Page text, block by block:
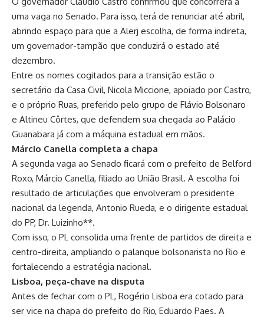
uma vaga no Senado. Para isso, terá de renunciar até abril,
abrindo espaço para que a Alerj escolha, de forma indireta,
um governador-tampão que conduzirá o estado até
dezembro.
Entre os nomes cogitados para a transição estão o
secretário da Casa Civil, Nicola Miccione, apoiado por Castro,
e o próprio Ruas, preferido pelo grupo de Flávio Bolsonaro
e Altineu Côrtes, que defendem sua chegada ao Palácio
Guanabara já com a máquina estadual em mãos.
Márcio Canella completa a chapa
A segunda vaga ao Senado ficará com o prefeito de Belford
Roxo, Márcio Canella, filiado ao União Brasil. A escolha foi
resultado de articulações que envolveram o presidente
nacional da legenda, Antonio Rueda, e o dirigente estadual
do PP, Dr. Luizinho**.
Com isso, o PL consolida uma frente de partidos de direita e
centro-direita, ampliando o palanque bolsonarista no Rio e
fortalecendo a estratégia nacional.
Lisboa, peça-chave na disputa
Antes de fechar com o PL, Rogério Lisboa era cotado para
ser vice na chapa do prefeito do Rio, Eduardo Paes. A